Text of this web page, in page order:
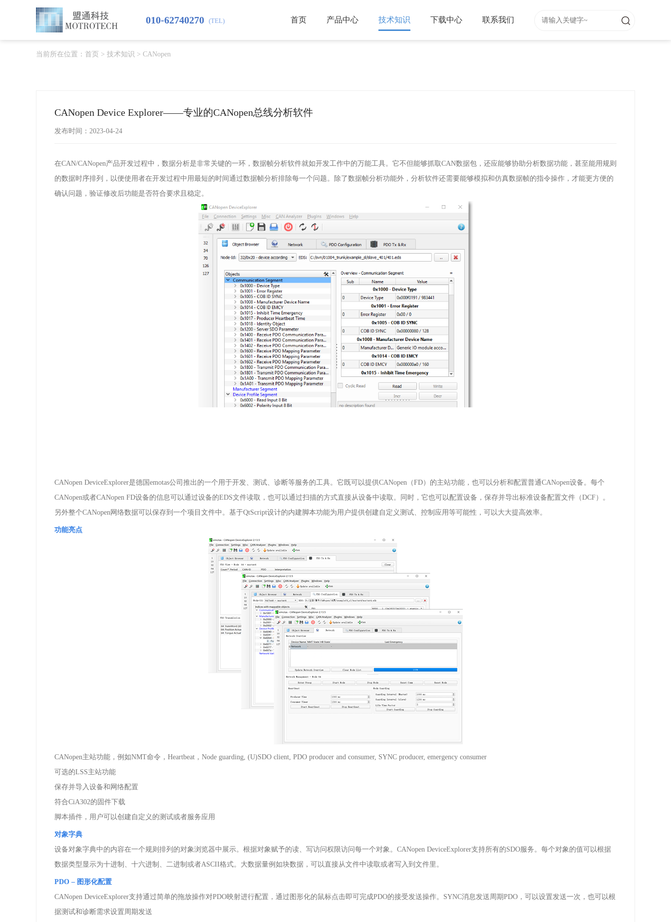
首页 产品中心 技术知识 下载中心 联系我们
010-62740270 (TEL)
当前所在位置： 首页 > 技术知识 > CANopen
CANopen Device Explorer——专业的CANopen总线分析软件
发布时间：2023-04-24
在CAN/CANopen产品开发过程中，数据分析是非常关键的一环，数据帧分析软件就如开发工作中的万能工具。它不但能够抓取CAN数据包，还应能够协助分析数据功能，甚至能用规则
的数据时序排列，以便使用者在开发过程中用最短的时间通过数据帧分析排除每一个问题。除了数据帧分析功能外，分析软件还需要能够模拟和仿真数据帧的指令操作，才能更方便的
确认问题，验证修改后功能是否符合要求且稳定。
CANopen DeviceExplorer是德国 emotas公司推出的一个用于开发、测试、诊断等服务的工具。它既可以提供CANopen （FD）的主站功能，也可以分析和配置普通CANopen设备。每个
CANopen或者CANopen FD设备的信息可以通过设备的EDS文件读取，也可以通过扫描的方式直接从设备中读取。同时，它也可以配置设备，保存并导出标准设备配置文件（DCF）。
另外整个CANopen网络数据可以保存到一个项目文件中。基于QtScript设计的内建脚本功能为用户提供创建自定义测试、控制应用等可能性，可以大大提高效率。
功能亮点
CANopen主站功能，例如NMT命令， Heartbeat ， Node guarding, (U)SDO client, PDO producer and consumer, SYNC producer, emergency consumer
可选的LSS主站功能
保存并导入设备和网络配置
符合CiA302的固件下载
脚本插件，用户可以创建自定义的测试或者服务应用
对象字典
设备对象字典中的内容在一个规则排列的对象浏览器中展示。根据对象赋予的读、写访问权限访问每一个对象。 CANopen DeviceExplorer支持所有的SDO服务。每个对象的值可以根据
数据类型显示为十进制、十六进制、二进制或者ASCII格式。大数据量例如块数据，可以直接从文件中读取或者写入到文件里。
PDO – 图形化配置
CANopen DeviceExplorer支持通过简单的拖放操作对PDO映射进行配置，通过图形化的鼠标点击即可完成PDO的接受发送操作。 SYNC消息发送周期PDO ，可以设置发送一次，也可以根
据测试和诊断需求设置周期发送